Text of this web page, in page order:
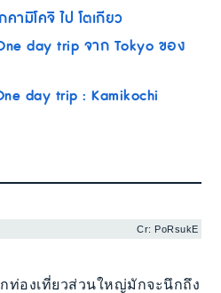
ามิโคจิ ไป โตเกียว
day trip จาก Tokyo ของ
day trip : Kamikochi
Cr: PoRsukE
ท่องเที่ยวส่วนใหญ่มักจะนึกถึง